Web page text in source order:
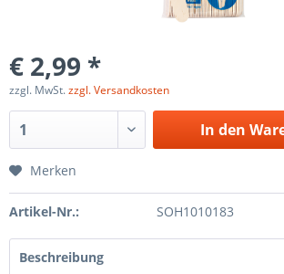
€ 2,99 *
zzgl. MwSt.zzgl. Versandkosten
In den
Merken
Artikel-Nr.: SOH1010183
Beschreibung